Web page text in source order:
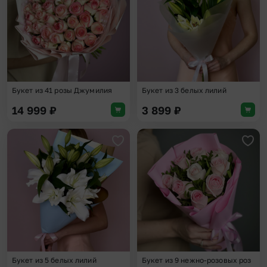
Букет из 41 розы Джумилия
14 999 ₽
Букет из 3 белых лилий
3 899 ₽
Добавить в избранное
Букет из 5 белых лилий
Букет из 9 нежно-розовых роз